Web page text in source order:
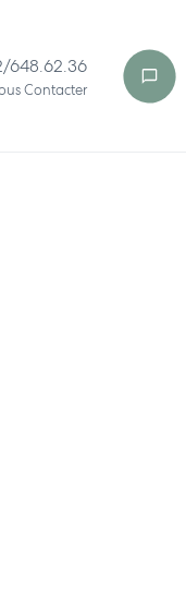
648.62.36
Contacter